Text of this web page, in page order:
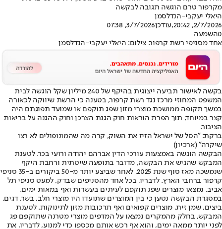
מקרפור טרם הוגשה תגובה לבקשה
היאלי יעקבי-הנדלסמן
2/7/2026, 20:42
,עודכן3/7/2026, 07:38
0השמעה
אחד מסניפי רשת קרפור. צילום: היאלי יעקבי-הנדלסמן
בקשה לאישור תביעה ייצוגית בהיקף של 240 מיליון שקל הוגשה לבית
המשפט המחוזי מרכז נגד רשת קרפור, בטענה כי הרשת שיווקה לכאורה
במשך תקופה ממושכת מוצרי מזון שפג תוקפם או שמועד תפוגתם היה
קצר במיוחד, תוך הפרת הוראות חוק הגנת הצרכן וחוק ההגנה על בריאות
הציבור.
ברקת: "הסל של ישראל הזיז את השוק, קרה מה שהמונופולים לא רצו
שיקרה" (ארכיון)
הבקשה הוגשה באמצעות עורכי הדין אברהם יהודה ורועי בכר. לטענת
המבקש שהגיש את הבקשה, מדובר בתופעה שיטתית ורחבת היקף
שנמשכה מאז סוף שנת 2025, לאחר שביצע יותר מ-50 ביקורים ב-35 סניפי
קרפור ברחבי הארץ. לדבריו, בכל אחד מהסניפים שבדק, למעט סניפי תל
אביב, נמצאו מוצרים שפג תוקפם לעיתים בעשרות ואף במאות ימים.
במסגרת הבקשה נטען כי בין המוצרים שתועדו היו מוצרי חלב, בשר, דגים,
ביצים, שמן זית, מוצרים קפואים ואף תרכובות מזון לתינוקות. לטענת
המבקש, בחלק מהמקרים נמצאו על המדפים מוצרי מטרנה שתוקפם פג
לפני יותר ממאה ימים, והוא אף רכש אותם מכספו כדי למנוע, לדבריו, את